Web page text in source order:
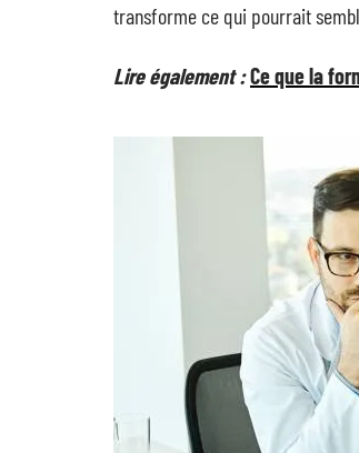
transforme ce qui pourrait
Lire également :Ce que la